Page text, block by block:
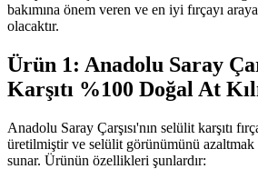
bakımına önem veren ve en iyi fırçayı
olacaktır.
Ürün 1: Anadolu Saray
Karşıtı %100 Doğal At
Anadolu Saray Çarşısı'nın selülit karşıtı
üretilmiştir ve selülit görünümünü
sunar. Ürünün özellikleri şunlardır: